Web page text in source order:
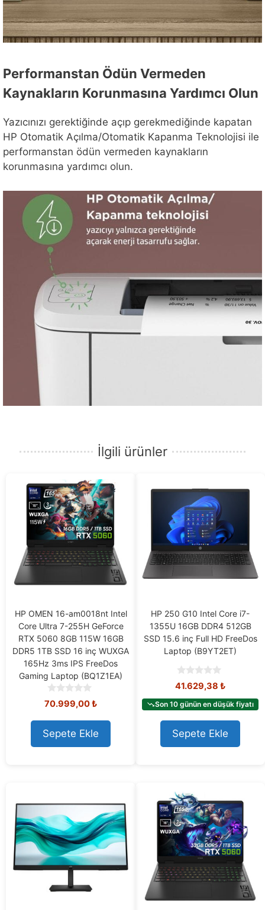
Performanstan Ödün Vermeden
Kaynakların Korunmasına Yardımcı Olun
Yazıcınızı gerektiğinde açıp gerekmediğinde kapatan
HP Otomatik Açılma/Otomatik Kapanma Teknolojisi ile
performanstan ödün vermeden kaynakların
korunmasına yardımcı olun.
İlgili ürünler
HP OMEN 16-am0018nt Intel
Core Ultra 7-255H GeForce
RTX 5060 8GB 115W 16GB
DDR5 1TB SSD 16 inç WUXGA
165Hz 3ms IPS FreeDos
Gaming Laptop (BQ1Z1EA)
0
o
u
t
o
f
70.999,00₺
Sepete Ekle
HP 250 G10 Intel Core i7-
1355U 16GB DDR4 512GB
SSD 15.6 inç Full HD FreeDos
Laptop (B9YT2ET)
0
o
u
t
o
f
41.629,38 ₺
Son 10 günün en düşük fiyatı
Sepete Ekle